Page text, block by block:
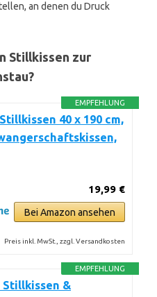
an denen du Druck
Stillkissen zur
EMPFEHLUNG
40 x 190 cm,
19,99 €
Bei Amazon ansehen
Preis inkl. MwSt., zzgl. Versandkosten
EMPFEHLUNG
&